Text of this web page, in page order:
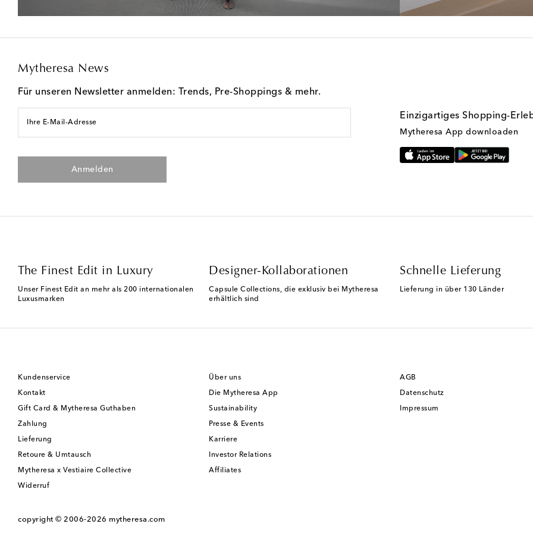
Mytheresa News
Für unseren Newsletter anmelden: Trends, Pre-Shoppings & mehr.
Ihre E-Mail-Adresse
Anmelden
Einzigartiges Shopping-
Mytheresa App downloaden
The Finest Edit in Luxury
Unser Finest Edit an mehr als 200 internationalen
Luxusmarken
Designer-Kollaborationen
Capsule Collections, die exklusiv bei Mytheresa
erhältlich sind
Schnelle Lieferung
Lieferung in über 130 Länder
Kundenservice
Kontakt
Gift Card & Mytheresa Guthaben
Zahlung
Lieferung
Retoure & Umtausch
Mytheresa x Vestiaire Collective
Widerruf
Über uns
Die Mytheresa App
Sustainability
Presse & Events
Karriere
Investor Relations
Affiliates
AGB
Datenschutz
Impressum
copyright © 2006-2026 mytheresa.com